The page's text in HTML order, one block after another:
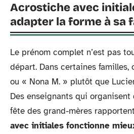
Acrostiche avec
adapter la forme à sa
Le prénom complet n’est pas
départ. Dans certaines familles,
ou « Nona M. » plutôt que
Des enseignants qui
fête des grand-mères
avec initiales fonctionne